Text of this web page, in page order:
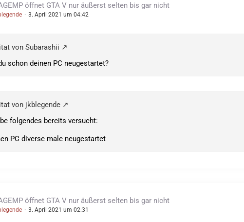
öffnet GTA V nur äußerst selten bis gar nicht
3. April 2021 um 04:42
von Subarashii
schon deinen PC neugestartet?
von jkblegende
folgendes bereits versucht:
PC diverse male neugestartet
öffnet GTA V nur äußerst selten bis gar nicht
3. April 2021 um 02:31